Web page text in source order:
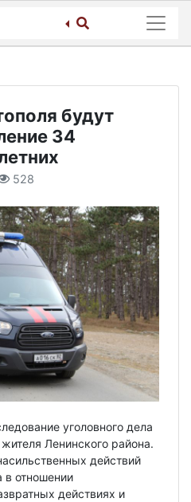
будут
34
528
уголовного дела
Ленинского района.
действий
в отношении
действиях и